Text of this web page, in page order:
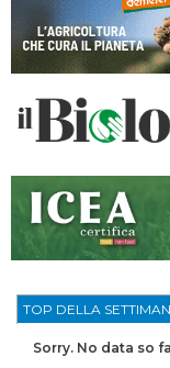
TOP DELLA
Sorry. No data so